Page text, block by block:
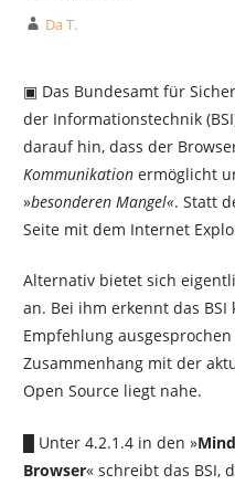
Da T.
▣ Das Bundesamt für
der Informationstechnik
darauf hin, dass der
Kommunikationermöglicht
»besonderen Mangel«. Statt
Seite mit dem Internet
Alternativ bietet sich
an. Bei ihm erkennt das
Empfehlung
Zusammenhang mit der
Open Source liegt nahe.
█ Unter 4.2.1.4 in den »
Browser« schreibt das BSI,